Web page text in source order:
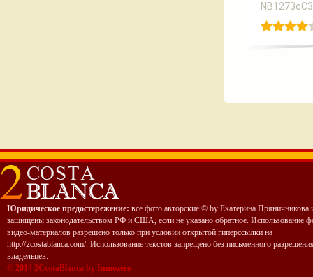
NB1273cC3
Юридическое предостережение: все фото авторские © by Екатерина Пряничникова
защищены законодательством РФ и США, если не указано обратное. Использование
видео-материалов разрешено только при условии открытой гиперссылки на
http://2costablanca.com/. Использование текстов запрещено без письменного
владельцев.
© 2014 2CostaBlanca by Inmozero